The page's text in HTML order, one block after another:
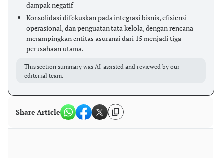
dampak negatif.
Konsolidasi difokuskan pada integrasi bisnis, efisiensi
operasional, dan penguatan tata kelola, dengan rencana
merampingkan entitas asuransi dari 15 menjadi tiga
perusahaan utama.
This section summary was AI-assisted and reviewed by our
editorial team.
Share Article